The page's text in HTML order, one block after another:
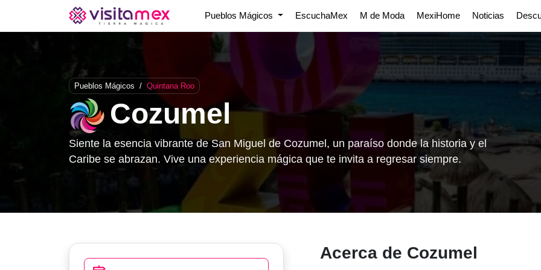
Pueblos Mágicos EscuchaMex M de Moda MexiHome Noticias
Pueblos Mágicos / Quintana Roo
Cozumel
Siente la esencia vibrante de San Miguel de Cozumel, un paraíso donde la historia y el
Caribe se abrazan. Vive una experiencia mágica que te invita a regresar siempre.
Acerca de Cozumel